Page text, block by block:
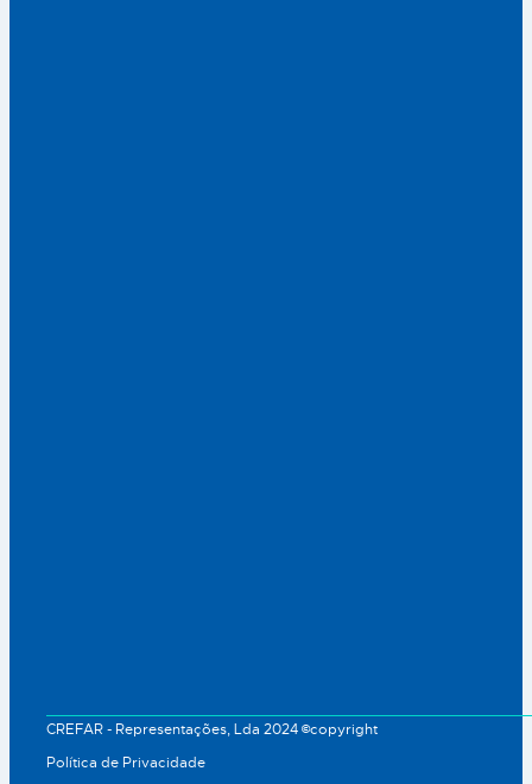
CREFAR - Representações, Lda 2024 ©copyright
Política de Privacidade